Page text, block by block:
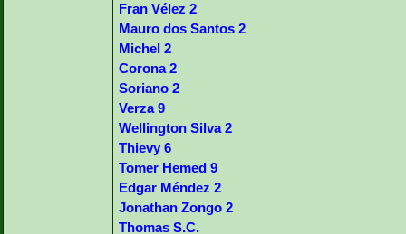
Fran Vélez 2
Mauro dos Santos 2
Michel 2
Corona 2
Soriano 2
Verza 9
Wellington Silva 2
Thievy 6
Tomer Hemed 9
Edgar Méndez 2
Jonathan Zongo 2
Thomas S.C.